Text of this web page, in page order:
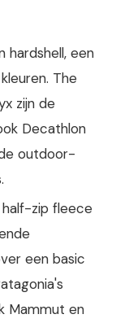
hardshell, een
The
zijn de
Decathlon
outdoor-
zip fleece
een basic
Mammut en